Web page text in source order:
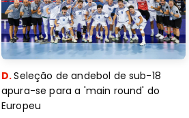
D.Seleção de andebol de sub-18
apura-se para a 'main round' do
Europeu